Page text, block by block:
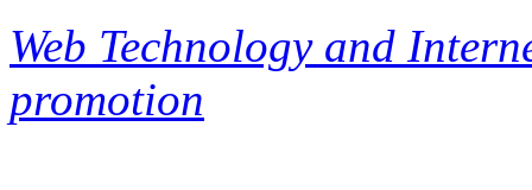
Web Technology and
promotion